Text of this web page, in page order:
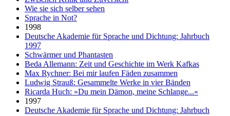
Wie sie sich selber sehen
Sprache in Not?
1998
Deutsche Akademie für Sprache und Dichtung: Jahrbuch
1997
Schwärmer und Phantasten
Beda Allemann: Zeit und Geschichte im Werk Kafkas
Max Rychner: Bei mir laufen Fäden zusammen
Ludwig Strauß: Gesammelte Werke in vier Bänden
Ricarda Huch: »Du mein Dämon, meine Schlange...«
1997
Deutsche Akademie für Sprache und Dichtung: Jahrbuch